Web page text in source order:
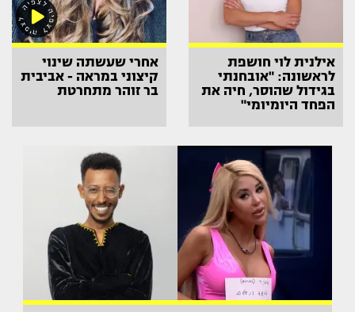
אילנית לוי חושפת
לראשונה: "אובחנתי
בגידול שהוסר, חיה את
הפחד היומיומי"
אחרי שעשתה שינוי
קיצוני במראה - אביבית
בר זוהר מתחרטת